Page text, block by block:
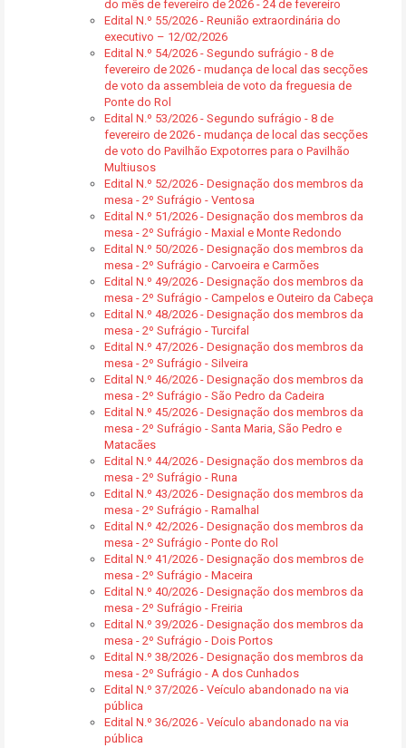
do mês de fevereiro de 2026 - 24 de fevereiro
Edital N.º 55/2026 - Reunião extraordinária do
executivo – 12/02/2026
Edital N.º 54/2026 - Segundo sufrágio - 8 de
fevereiro de 2026 - mudança de local das secções
de voto da assembleia de voto da freguesia de
Ponte do Rol
Edital N.º 53/2026 - Segundo sufrágio - 8 de
fevereiro de 2026 - mudança de local das secções
de voto do Pavilhão Expotorres para o Pavilhão
Multiusos
Edital N.º 52/2026 - Designação dos membros da
mesa - 2º Sufrágio - Ventosa
Edital N.º 51/2026 - Designação dos membros da
mesa - 2º Sufrágio - Maxial e Monte Redondo
Edital N.º 50/2026 - Designação dos membros da
mesa - 2º Sufrágio - Carvoeira e Carmões
Edital N.º 49/2026 - Designação dos membros da
mesa - 2º Sufrágio - Campelos e Outeiro da Cabeça
Edital N.º 48/2026 - Designação dos membros da
mesa - 2º Sufrágio - Turcifal
Edital N.º 47/2026 - Designação dos membros da
mesa - 2º Sufrágio - Silveira
Edital N.º 46/2026 - Designação dos membros da
mesa - 2º Sufrágio - São Pedro da Cadeira
Edital N.º 45/2026 - Designação dos membros da
mesa - 2º Sufrágio - Santa Maria, São Pedro e
Matacães
Edital N.º 44/2026 - Designação dos membros da
mesa - 2º Sufrágio - Runa
Edital N.º 43/2026 - Designação dos membros da
mesa - 2º Sufrágio - Ramalhal
Edital N.º 42/2026 - Designação dos membros da
mesa - 2º Sufrágio - Ponte do Rol
Edital N.º 41/2026 - Designação dos membros de
mesa - 2º Sufrágio - Maceira
Edital N.º 40/2026 - Designação dos membros da
mesa - 2º Sufrágio - Freiria
Edital N.º 39/2026 - Designação dos membros da
mesa - 2º Sufrágio - Dois Portos
Edital N.º 38/2026 - Designação dos membros da
mesa - 2º Sufrágio - A dos Cunhados
Edital N.º 37/2026 - Veículo abandonado na via
pública
Edital N.º 36/2026 - Veículo abandonado na via
pública